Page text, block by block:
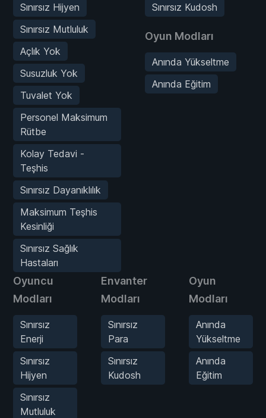
Sınırsız Hijyen
Sınırsız Mutluluk
Açlık Yok
Susuzluk Yok
Tuvalet Yok
Personel Maksimum
Rütbe
Kolay Tedavi -
Teşhis
Sınırsız Dayanıklılık
Maksimum Teşhis
Kesinliği
Sınırsız Sağlık
Hastaları
Sınırsız Kudosh
Oyun Modları
Anında Yükseltme
Anında Eğitim
Oyuncu
Modları
Sınırsız
Enerji
Sınırsız
Hijyen
Sınırsız
Mutluluk
Envanter
Modları
Sınırsız
Para
Sınırsız
Kudosh
Oyun
Modları
Anında
Yükseltme
Anında
Eğitim